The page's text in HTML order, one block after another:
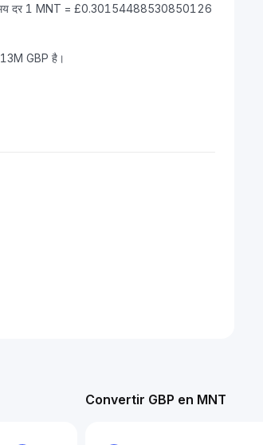
दर 1 MNT = £0.30154488530850126
GBP है।
Convertir GBP en MNT